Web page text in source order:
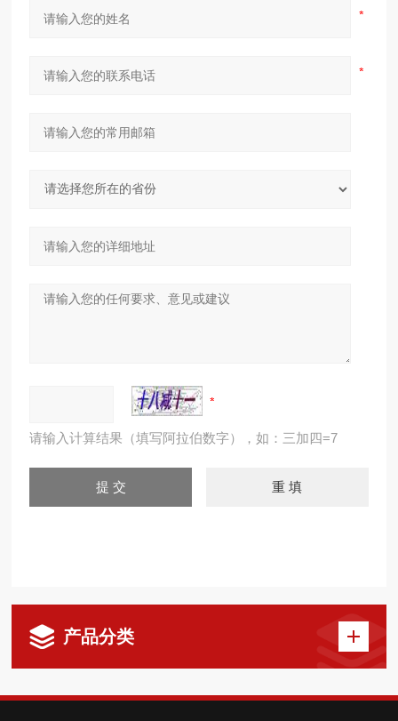
请输入计算结果（填写阿拉伯数字），如：三加四=7
产品分类